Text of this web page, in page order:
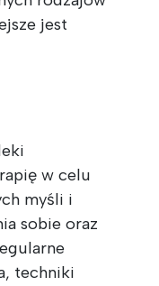
jest
w celu
myśli i
sobie oraz
techniki